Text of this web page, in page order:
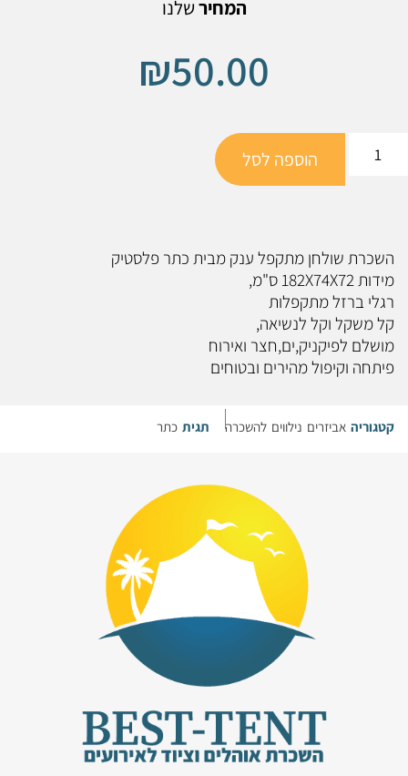
המחירשלנו
₪50.00
הוספה לסל
השכרת שולחן מתקפל ענק מבית כתר פלסטיק
מידות 182X74X72 ס"מ,
רגלי ברזל מתקפלות
קל משקל וקל לנשיאה,
מושלם לפיקניק,ים,חצר ואירוח
פיתחה וקיפול מהירים ובטוחים
קטגוריה אביזרים נילווים להשכרה תגית כתר